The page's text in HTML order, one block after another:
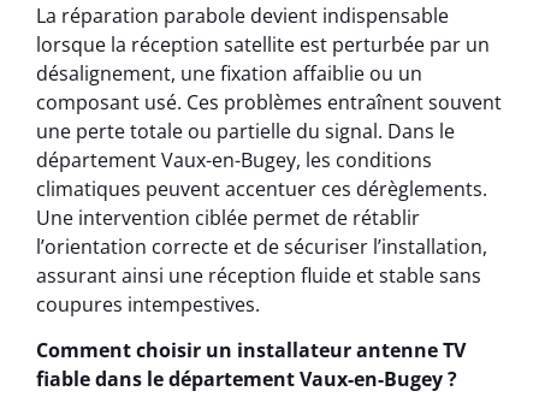
La réparation parabole devient indispensable
lorsque la réception satellite est perturbée par un
désalignement, une fixation affaiblie ou un
composant usé. Ces problèmes entraînent souvent
une perte totale ou partielle du signal. Dans le
département Vaux-en-Bugey, les conditions
climatiques peuvent accentuer ces dérèglements.
Une intervention ciblée permet de rétablir
l’orientation correcte et de sécuriser l’installation,
assurant ainsi une réception fluide et stable sans
coupures intempestives.
Comment choisir un installateur antenne TV
fiable dans le département Vaux-en-Bugey ?